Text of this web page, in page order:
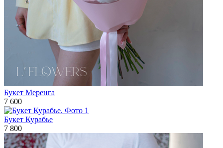
Букет Меренга
7 600
Букет Курабье
7 800